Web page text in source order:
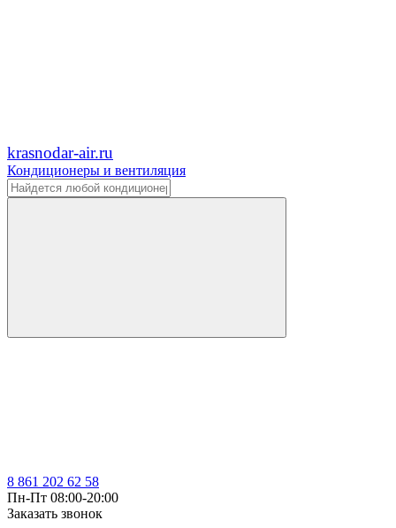
krasnodar-air.ru
Кондиционеры и вентиляция
8 861 202 62 58
Пн-Пт 08:00-20:00
Заказать звонок